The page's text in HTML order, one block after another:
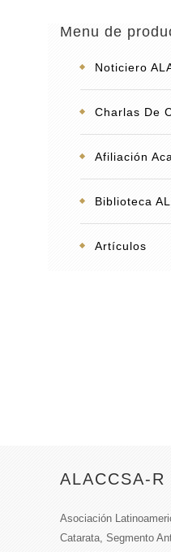
Menu de
Noticiero
Charlas De
Afiliación
Biblioteca
Artículos
ALACCSA-R
Asociación
Catarata, Segmento